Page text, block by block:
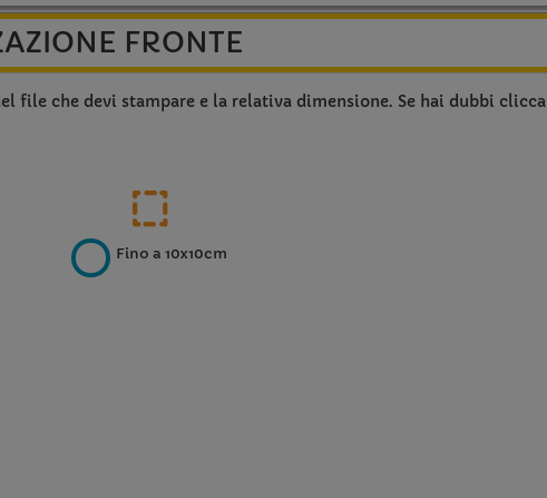
FRONTE
file che devi stampare e la relativa dimensione. Se hai dubbi clicca
Fino a 10x10cm